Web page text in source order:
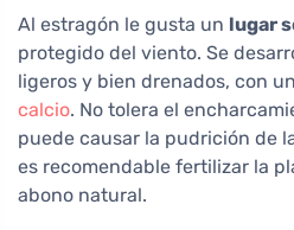
Al estragón le gusta un lugar
protegido del viento. Se
ligeros y bien drenados, con
calcio. No tolera el
puede causar la pudrición de
es recomendable fertilizar la
abono natural.